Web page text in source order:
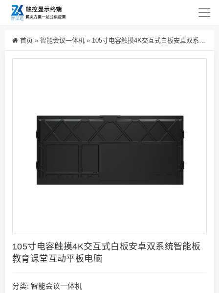
首页 » 智能会议一体机 » 105寸电容触摸4K交互式白板安卓双系统智能板教育课堂互动平板电脑
105寸电容触摸4K交互式白板安卓双系统智能板
教育课堂互动平板电脑
分类: 智能会议一体机